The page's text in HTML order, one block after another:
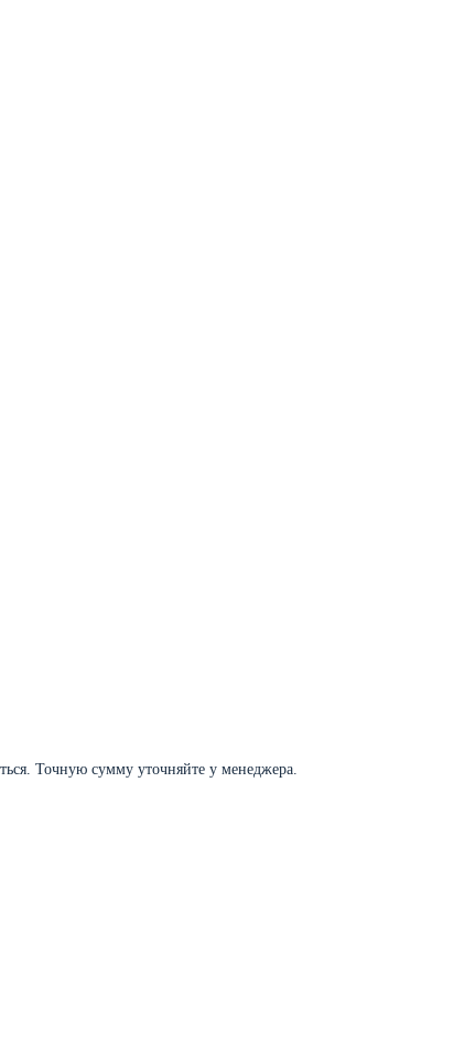
Точную сумму уточняйте у менеджера.